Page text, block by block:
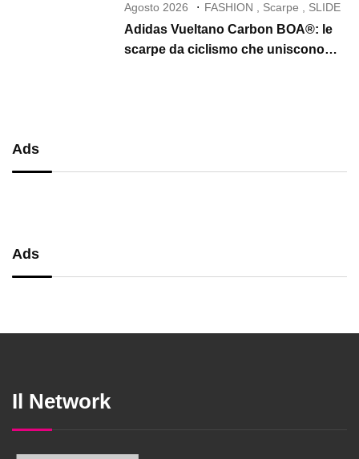
Agosto 2026 FASHION Scarpe SLIDE
Adidas Vueltano Carbon BOA®: le
scarpe da ciclismo che uniscono
Ads
Ads
Il Network